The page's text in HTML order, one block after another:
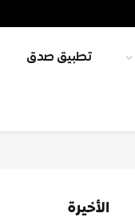
تطبيق صدق
الأخيرة